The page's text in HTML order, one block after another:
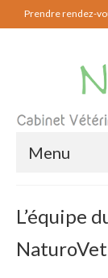
Prendre rendez-
Menu
Acupuncture
L’équipe
NaturoVet